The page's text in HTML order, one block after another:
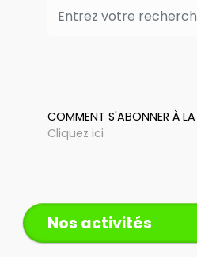
COMMENT S'ABONNER À LA
Cliquez ici
Nos activités